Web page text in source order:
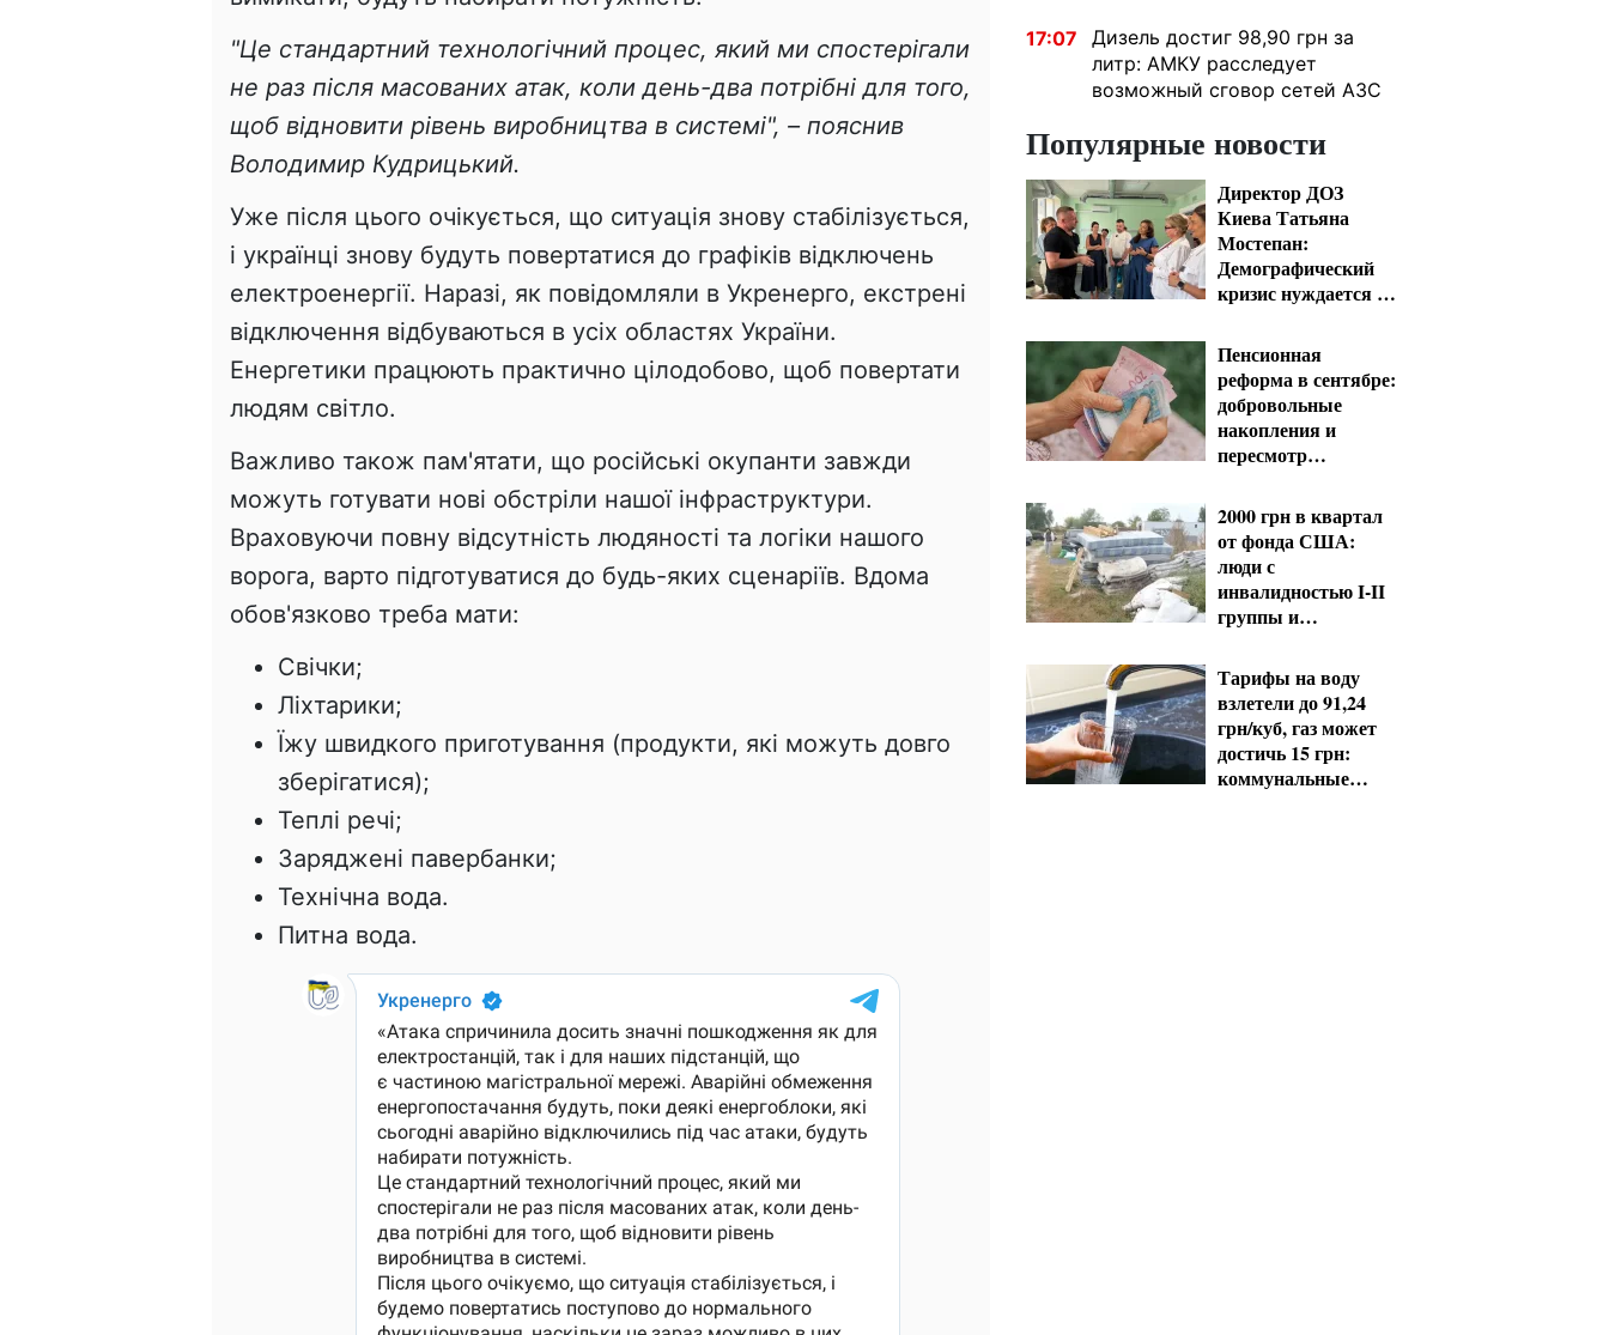
"Це стандартний технологічний процес, який ми спостерігали
не раз після масованих атак, коли день-два потрібні для того,
щоб відновити рівень виробництва в системі", – пояснив
Володимир Кудрицький.
Уже після цього очікується, що ситуація знову стабілізується,
і українці знову будуть повертатися до графіків відключень
електроенергії. Наразі, як повідомляли в Укренерго, екстрені
відключення відбуваються в усіх областях України.
Енергетики працюють практично цілодобово, щоб повертати
людям світло.
Важливо також пам'ятати, що російські окупанти завжди
можуть готувати нові обстріли нашої інфраструктури.
Враховуючи повну відсутність людяності та логіки нашого
ворога, варто підготуватися до будь-яких сценаріїв. Вдома
обов'язково треба мати:
Свічки;
Ліхтарики;
Їжу швидкого приготування (продукти, які можуть довго
зберігатися);
Теплі речі;
Заряджені павербанки;
Технічна вода.
Питна вода.
17:07
Дизель достиг 98,90 грн за
литр: АМКУ расследует
возможный сговор сетей АЗС
Популярные новости
Директор ДОЗ
Киева Татьяна
Мостепан:
Демографический
кризис нуждается в
уже сегодня
Пенсионная
реформа в сентябре:
добровольные
накопления и
пересмотр
2000 грн в квартал
от фонда США:
люди с
инвалидностью I-II
группы и
получат выплаты
Тарифы на воду
взлетели до 91,24
грн/куб, газ может
достичь 15 грн:
коммунальные